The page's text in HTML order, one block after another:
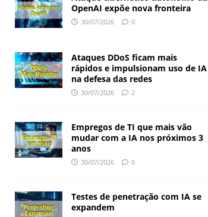
OpenAI expõe nova fronteira
30/07/2026 0
Ataques DDoS ficam mais
rápidos e impulsionam uso de IA
na defesa das redes
30/07/2026 2
Empregos de TI que mais vão
mudar com a IA nos próximos 3
anos
30/07/2026 0
Testes de penetração com IA se
expandem